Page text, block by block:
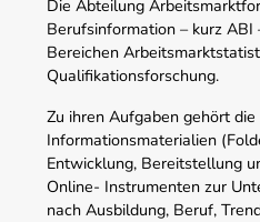
Die Abteilung
Berufsinformation – kurz
Bereichen
Qualifikationsforschung.
Zu ihren Aufgaben gehört
Informationsmaterialien
Entwicklung, Bereitstellung
Online- Instrumenten zur
nach Ausbildung, Beruf,